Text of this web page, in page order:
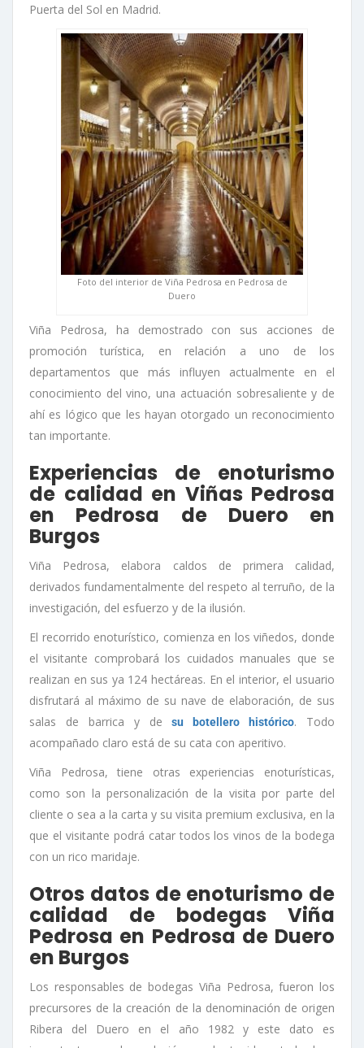
Puerta del Sol en Madrid.
Foto del interior de Viña Pedrosa en Pedrosa de
Duero
Viña Pedrosa, ha demostrado con sus acciones de
promoción turística, en relación a uno de los
departamentos que más influyen actualmente en el
conocimiento del vino, una actuación sobresaliente y de
ahí es lógico que les hayan otorgado un reconocimiento
tan importante.
Experiencias de enoturismo
de calidad en Viñas Pedrosa
en Pedrosa de Duero en
Burgos
Viña Pedrosa, elabora caldos de primera calidad,
derivados fundamentalmente del respeto al terruño, de la
investigación, del esfuerzo y de la ilusión.
El recorrido enoturístico, comienza en los viñedos, donde
el visitante comprobará los cuidados manuales que se
realizan en sus ya 124 hectáreas. En el interior, el usuario
disfrutará al máximo de su nave de elaboración, de sus
salas de barrica y de su botellero histórico. Todo
acompañado claro está de su cata con aperitivo.
Viña Pedrosa, tiene otras experiencias enoturísticas,
como son la personalización de la visita por parte del
cliente o sea a la carta y su visita premium exclusiva, en la
que el visitante podrá catar todos los vinos de la bodega
con un rico maridaje.
Otros datos de enoturismo de
calidad de bodegas Viña
Pedrosa en Pedrosa de Duero
en Burgos
Los responsables de bodegas Viña Pedrosa, fueron los
precursores de la creación de la denominación de origen
Ribera del Duero en el año 1982 y este dato es